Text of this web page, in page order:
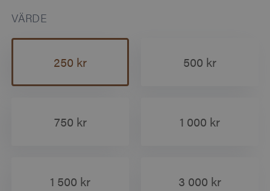
VÄRDE
250 kr 500 kr
750 kr 1 000 kr
1 500 kr 3 000 kr